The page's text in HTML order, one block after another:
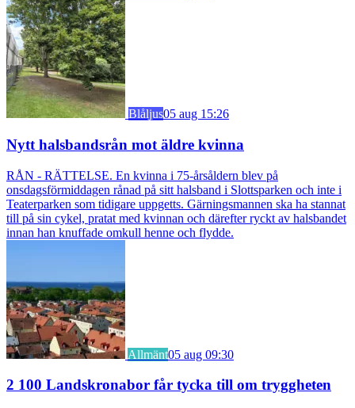
Blåljus05 aug 15:26
Nytt halsbandsrån mot äldre kvinna
RÅN - RÄTTELSE. En kvinna i 75-årsåldern blev på
onsdagsförmiddagen rånad på sitt halsband i Slottsparken och inte i
Teaterparken som tidigare uppgetts. Gärningsmannen ska ha stannat
till på sin cykel, pratat med kvinnan och därefter ryckt av halsbandet
innan han knuffade omkull henne och flydde.
Allmänt05 aug 09:30
2 100 Landskronabor får tycka till om tryggheten